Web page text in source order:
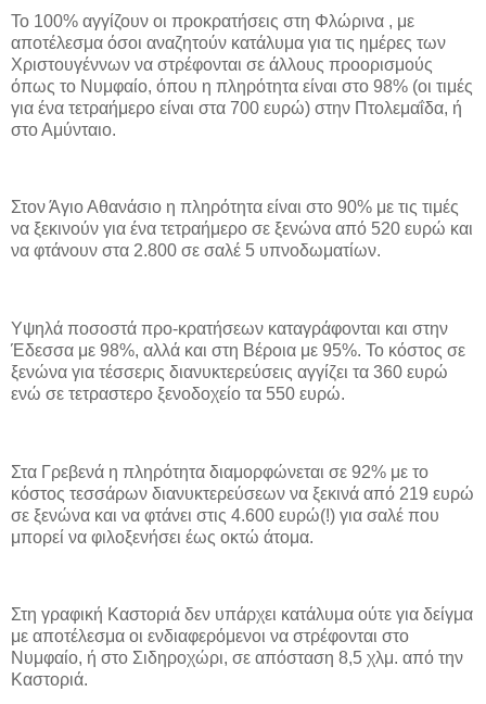
Το 100% αγγίζουν οι προκρατήσεις στη Φλώρινα , με
αποτέλεσμα όσοι αναζητούν κατάλυμα για τις ημέρες των
Χριστουγέννων να στρέφονται σε άλλους προορισμούς
όπως το Νυμφαίο, όπου η πληρότητα είναι στο 98% (οι τιμές
για ένα τετραήμερο είναι στα 700 ευρώ) στην Πτολεμαΐδα, ή
στο Αμύνταιο.
Στον Άγιο Αθανάσιο η πληρότητα είναι στο 90% με τις τιμές
να ξεκινούν για ένα τετραήμερο σε ξενώνα από 520 ευρώ και
να φτάνουν στα 2.800 σε σαλέ 5 υπνοδωματίων.
Υψηλά ποσοστά προ-κρατήσεων καταγράφονται και στην
Έδεσσα με 98%, αλλά και στη Βέροια με 95%. Το κόστος σε
ξενώνα για τέσσερις διανυκτερεύσεις αγγίζει τα 360 ευρώ
ενώ σε τετραστερο ξενοδοχείο τα 550 ευρώ.
Στα Γρεβενά η πληρότητα διαμορφώνεται σε 92% με το
κόστος τεσσάρων διανυκτερεύσεων να ξεκινά από 219 ευρώ
σε ξενώνα και να φτάνει στις 4.600 ευρώ(!) για σαλέ που
μπορεί να φιλοξενήσει έως οκτώ άτομα.
Στη γραφική Καστοριά δεν υπάρχει κατάλυμα ούτε για δείγμα
με αποτέλεσμα οι ενδιαφερόμενοι να στρέφονται στο
Νυμφαίο, ή στο Σιδηροχώρι, σε απόσταση 8,5 χλμ. από την
Καστοριά.